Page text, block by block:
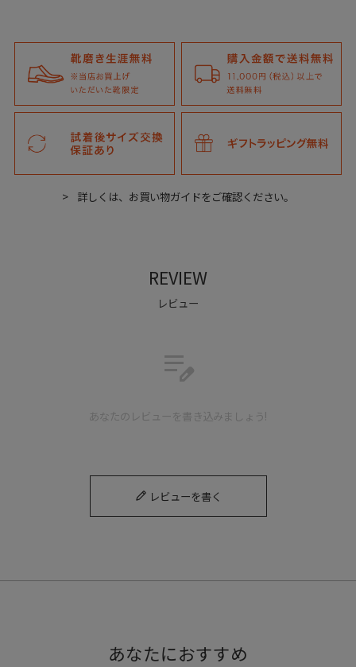
ジェットエム
JET-M
詳しくは、お買い物ガイドをご確認ください。
REVIEW
レビュー
edit_note
あなたのレビューを書き込みましょう!
レビューを書く
あなたにおすすめ